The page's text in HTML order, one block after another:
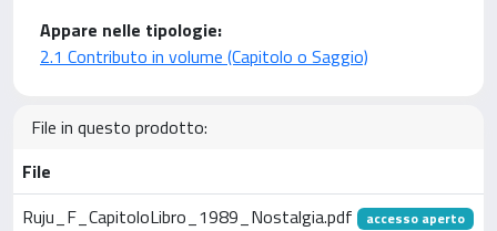
Appare nelle tipologie:
2.1 Contributo in volume (Capitolo o Saggio)
File in questo prodotto:
File
Ruju_F_CapitoloLibro_1989_Nostalgia.pdf
accesso aperto